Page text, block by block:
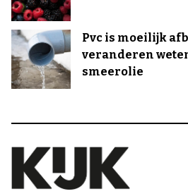
Pvc is moeilijk
veranderen
smeerolie